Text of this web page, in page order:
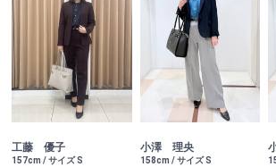
工藤 優子
157cm / サイズ S
小澤 理央
158cm / サイズ S